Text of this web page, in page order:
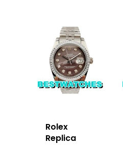
Rolex
Replica